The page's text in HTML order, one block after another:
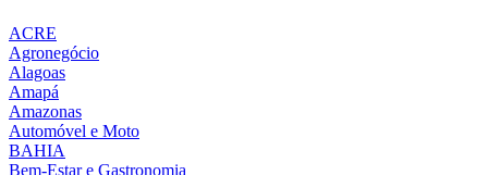
ACRE
Agronegócio
Alagoas
Amapá
Amazonas
Automóvel e Moto
BAHIA
Bem-Estar e Gastronomia